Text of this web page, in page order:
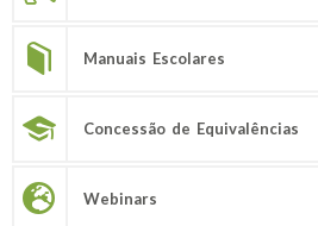
Manuais Escolares
Concessão de Equivalências
Webinars